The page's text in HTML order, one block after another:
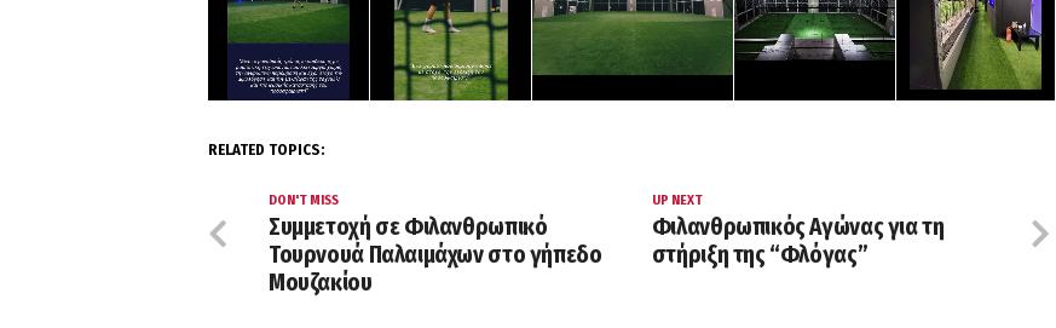
RELATED TOPICS:
UP NEXT
Φιλανθρωπικός Αγώνας για τη
στήριξη της “Φλόγας”
DON'T MISS
Συμμετοχή σε Φιλανθρωπικό
Τουρνουά Παλαιμάχων στο γήπεδο
Μουζακίου